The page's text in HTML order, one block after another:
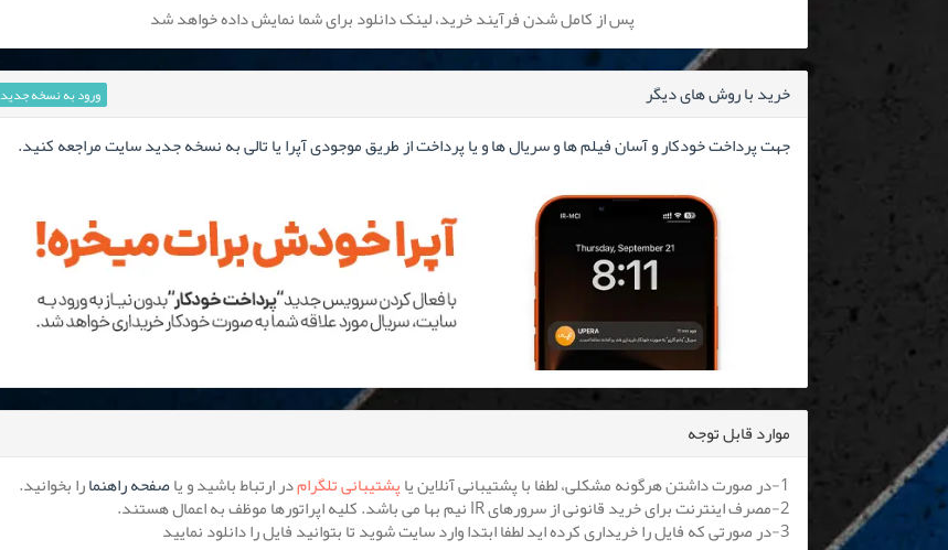
پس از کامل شدن فرآیند خرید، لینک دانلود برای شما نمایش داده خواهد شد
خرید با روش های دیگر ورود به نسخه جدید
جهت پرداخت خودکار و آسان فیلم ها و سریال ها و یا پرداخت از طریق موجودی آپرا یا تالی به نسخه جدید سایت مراجعه کنید.
موارد قابل توجه
1-در صورت داشتن هرگونه مشکلی، لطفا با پشتیبانی آنلاین یا
پشتیبانی تلگرامدر ارتباط باشید و یاصفحه راهنمارا بخوانید.
2-مصرف اینترنت برای خرید قانونی از سرورهای IR نیم بها می باشد. کلیه اپراتورها موظف به اعمال هستند.
3-در صورتی که فایل را خریداری کرده اید لطفا ابتدا وارد سایت شوید تا بتوانید فایل را دانلود نمایید